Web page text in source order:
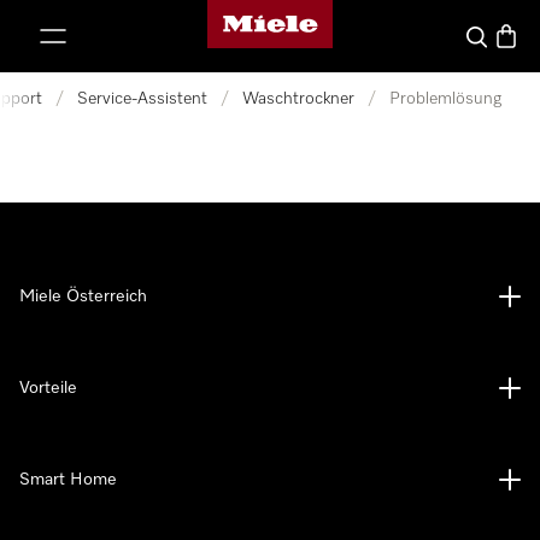
Miele-Homepage
Suche
/ Service-Assistent / Waschtrockner / Problemlösung
Miele Österreich
Vorteile
Smart Home